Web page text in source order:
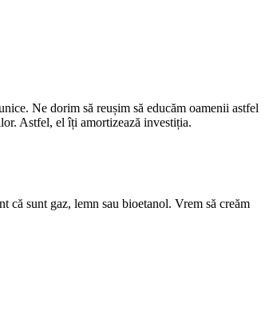
Ne dorim să reușim să educăm oamenii astfel
Astfel, el îți amortizează investiția.
că sunt gaz, lemn sau bioetanol. Vrem să creăm